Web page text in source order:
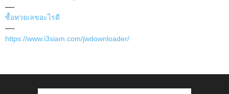
—-
ซื้อหวยเลขอะไรดี
—-
https://www.i3siam.com/jwdownloader/